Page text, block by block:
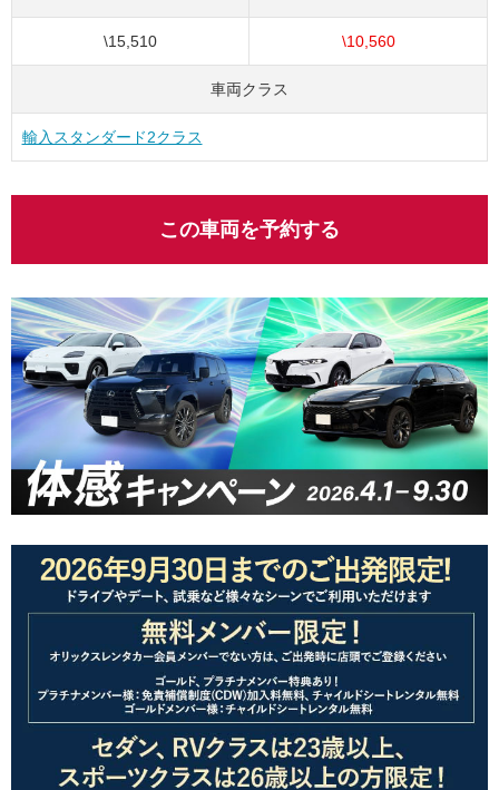
\15,510 \10,560
車両クラス
輸入スタンダード2クラス
この車両を予約する